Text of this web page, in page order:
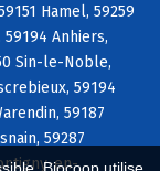
Hamel, 59259
Anhiers,
Sin-le-Noble,
59194
59187
59287
en-